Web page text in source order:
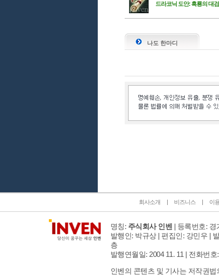
드라코닉 도안: 흑룡의 대검
나도 한마디
회사소개 비즈니스 이
명칭: 주식회사 인벤 | 등록번호: 경
발행인: 박규상 | 편집인: 강민우 |
층
발행연월일: 2004 11. 11 | 전화번호
인벤의 콘텐츠 및 기사는 저작권